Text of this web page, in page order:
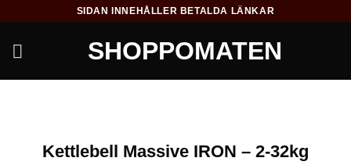
content
SIDAN INNEHÅLLER BETALDA LÄNKAR
SHOPPOMATEN
Kettlebell Massive IRON – 2-32kg